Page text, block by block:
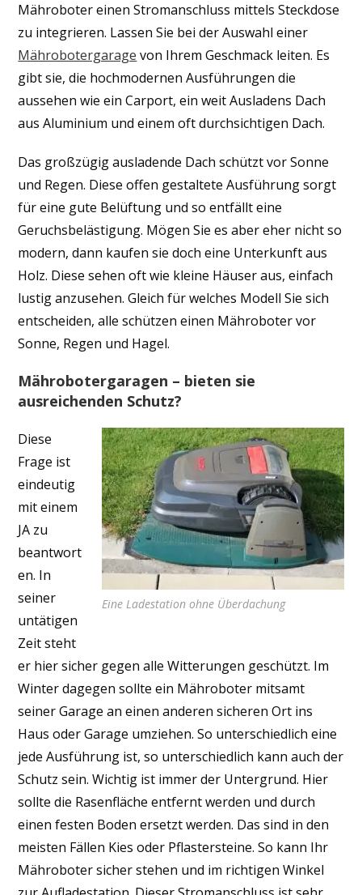
Mähroboter einen Stromanschluss mittels Steckdose
zu integrieren. Lassen Sie bei der Auswahl einer
Mährobotergarage von Ihrem Geschmack leiten. Es
gibt sie, die hochmodernen Ausführungen die
aussehen wie ein Carport, ein weit Ausladens Dach
aus Aluminium und einem oft durchsichtigen Dach.
Das großzügig ausladende Dach schützt vor Sonne
und Regen. Diese offen gestaltete Ausführung sorgt
für eine gute Belüftung und so entfällt eine
Geruchsbelästigung. Mögen Sie es aber eher nicht so
modern, dann kaufen sie doch eine Unterkunft aus
Holz. Diese sehen oft wie kleine Häuser aus, einfach
lustig anzusehen. Gleich für welches Modell Sie sich
entscheiden, alle schützen einen Mähroboter vor
Sonne, Regen und Hagel.
Mährobotergaragen – bieten sie
ausreichenden Schutz?
Eine Ladestation ohne Überdachung
Diese
Frage ist
eindeutig
mit einem
JA zu
beantwort
en. In
seiner
untätigen
Zeit steht
er hier sicher gegen alle Witterungen geschützt. Im
Winter dagegen sollte ein Mähroboter mitsamt
seiner Garage an einen anderen sicheren Ort ins
Haus oder Garage umziehen. So unterschiedlich eine
jede Ausführung ist, so unterschiedlich kann auch der
Schutz sein. Wichtig ist immer der Untergrund. Hier
sollte die Rasenfläche entfernt werden und durch
einen festen Boden ersetzt werden. Das sind in den
meisten Fällen Kies oder Pflastersteine. So kann Ihr
Mähroboter sicher stehen und im richtigen Winkel